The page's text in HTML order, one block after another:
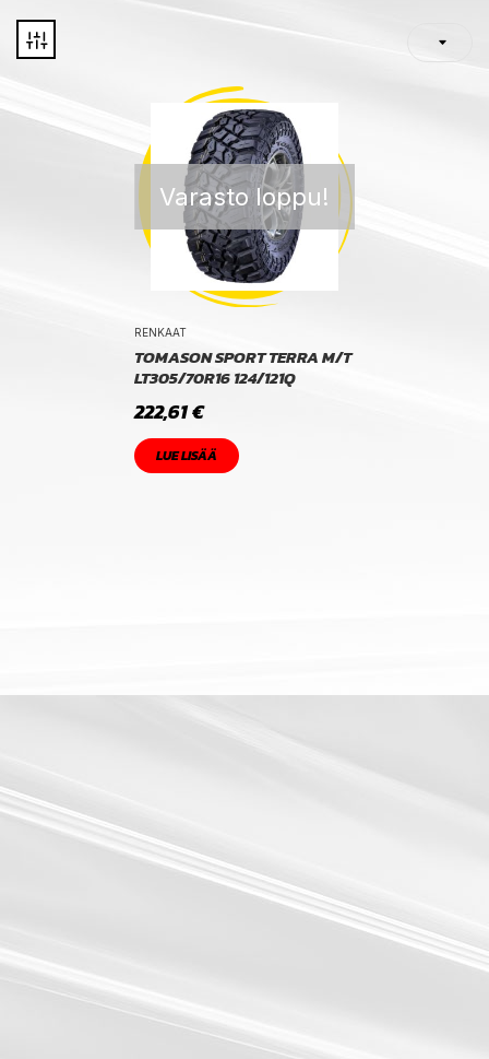
Varasto loppu!
RENKAAT
TOMASON SPORT TERRA M/T
LT305/70R16 124/121Q
222,61€
LUE LISÄÄ